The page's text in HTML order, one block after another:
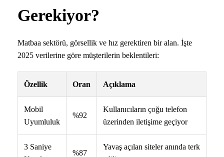
Gerekiyor?
Matbaa sektörü, görsellik ve hız gerektiren bir alan. İşte
2025 verilerine göre müşterilerin beklentileri:
Özellik Oran Açıklama
Mobil
Uyumluluk
%92
Kullanıcıların çoğu telefon
üzerinden iletişime geçiyor
3 Saniye
%87
Yavaş açılan siteler anında terk